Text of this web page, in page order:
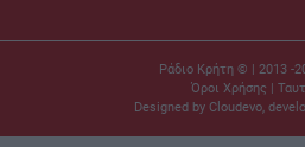
Ράδιο Κρήτη © | 2013 -
Όροι Χρήσης
Designed by Cloudevo,